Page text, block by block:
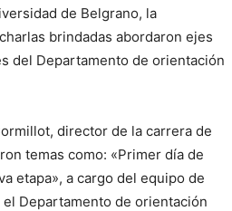
de Belgrano, la
brindadas abordaron ejes
del Departamento de orientación
director de la carrera de
temas como: «Primer día de
etapa», a cargo del equipo de
el Departamento de orientación